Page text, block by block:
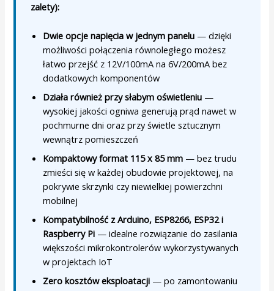
zalety):
Dwie opcje napięcia w jednym panelu — dzięki
możliwości połączenia równoległego możesz
łatwo przejść z 12V/100mA na 6V/200mA bez
dodatkowych komponentów
Działa również przy słabym oświetleniu —
wysokiej jakości ogniwa generują prąd nawet w
pochmurne dni oraz przy świetle sztucznym
wewnątrz pomieszczeń
Kompaktowy format 115 x 85 mm — bez trudu
zmieści się w każdej obudowie projektowej, na
pokrywie skrzynki czy niewielkiej powierzchni
mobilnej
Kompatybilność z Arduino, ESP8266, ESP32 i
Raspberry Pi — idealne rozwiązanie do zasilania
większości mikrokontrolerów wykorzystywanych
w projektach IoT
Zero kosztów eksploatacji — po zamontowaniu